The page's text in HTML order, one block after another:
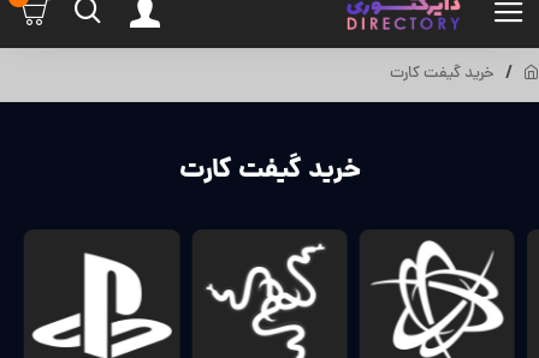
خرید گیفت کارت
خرید گیفت کارت